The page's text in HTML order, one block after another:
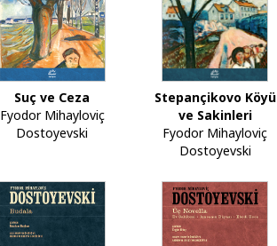
Suç ve Ceza
Fyodor Mihayloviç
Dostoyevski
Stepançikovo Köyü
ve Sakinleri
Fyodor Mihayloviç
Dostoyevski